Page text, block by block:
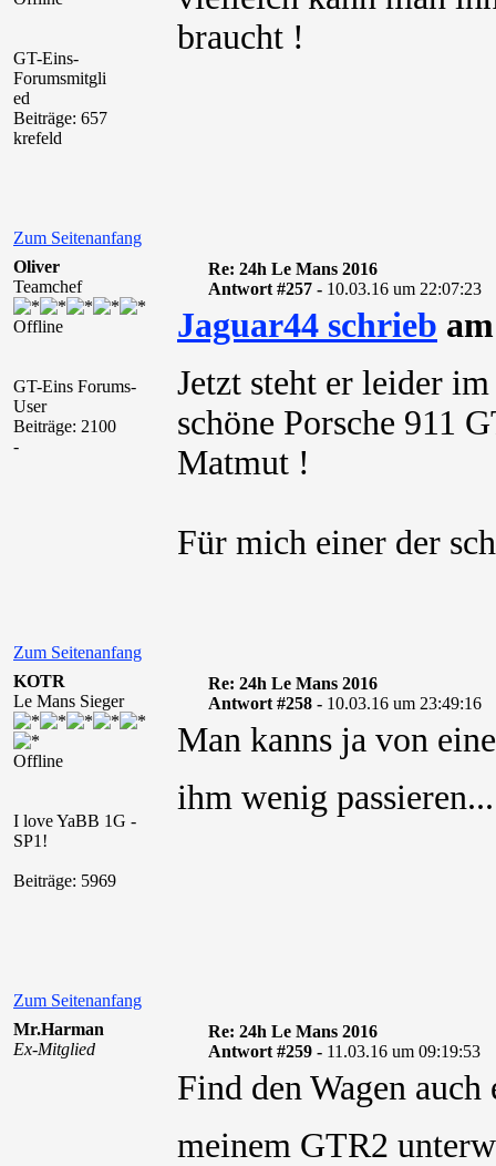
GT-Eins-
Forumsmitgli
ed
Beiträge: 657
krefeld
braucht !
Zum Seitenanfang
Oliver
Teamchef
Offline
GT-Eins Forums-
User
Beiträge: 2100
-
Re: 24h Le Mans 2016
Antwort #257 - 10.03.16 um 22:07:23
Jaguar44 schrieb
Jetzt steht er leider
schöne Porsche 911
Matmut !
Für mich einer der
Zum Seitenanfang
KOTR
Le Mans Sieger
Offline
I love YaBB 1G -
SP1!
Beiträge: 5969
Re: 24h Le Mans 2016
Antwort #258 - 10.03.16 um 23:49:16
Man kanns ja von
ihm wenig
Zum Seitenanfang
Mr.Harman
Ex-Mitglied
Re: 24h Le Mans 2016
Antwort #259 - 11.03.16 um 09:19:53
Find den Wagen
meinem GTR2